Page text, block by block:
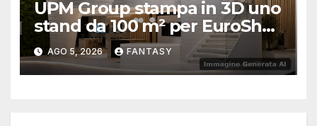
UPM Group stampa in 3D uno
stand da 100 m² per EuroShop
2026
AGO 5, 2026 FANTASY